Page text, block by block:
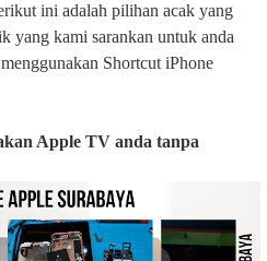
ini adalah pilihan acak yang
yang kami sarankan untuk anda
Shortcut iPhone
Apple TV anda tanpa